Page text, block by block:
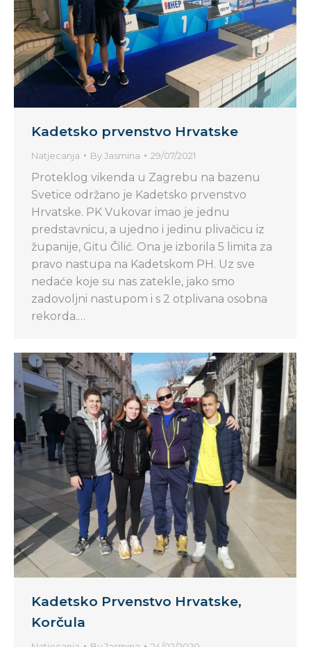
Kadetsko prvenstvo Hrvatske
Natjecanja ByJasmina 29/07/2021
Proteklog vikenda u Zagrebu na bazenu
Svetice održano je Kadetsko prvenstvo
Hrvatske. PK Vukovar imao je jednu
predstavnicu, a ujedno i jedinu plivačicu iz
županije, Gitu Čilić. Ona je izborila 5 limita za
pravo nastupa na Kadetskom PH. Uz sve
nedaće koje su nas zatekle, jako smo
zadovoljni nastupom i s 2 otplivana osobna
rekorda.…
Kadetsko Prvenstvo Hrvatske,
Korčula